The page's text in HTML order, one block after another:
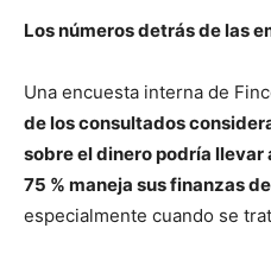
Los números detrás de las
Una encuesta interna de
de los consultados
sobre el dinero podría llevar
75 % maneja sus finanzas
especialmente cuando se